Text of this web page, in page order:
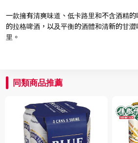
一款擁有清爽味道、低卡路里和不含酒精
的拉格啤酒，以及平衡的酒體和清新的甘
里。
同類商品推薦